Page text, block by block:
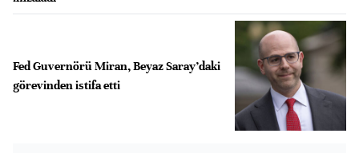
Fed Guvernörü Miran, Beyaz Saray’daki
görevinden istifa etti